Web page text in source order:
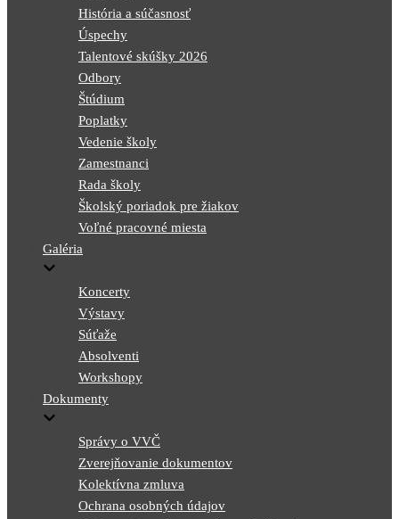
História a súčasnosť
Úspechy
Talentové skúšky 2026
Odbory
Štúdium
Poplatky
Vedenie školy
Zamestnanci
Rada školy
Školský poriadok pre žiakov
Voľné pracovné miesta
Galéria
Koncerty
Výstavy
Súťaže
Absolventi
Workshopy
Dokumenty
Správy o VVČ
Zverejňovanie dokumentov
Kolektívna zmluva
Ochrana osobných údajov